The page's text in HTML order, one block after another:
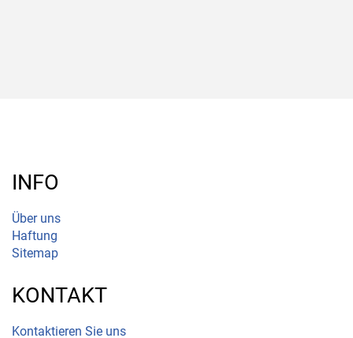
INFO
Über uns
Haftung
Sitemap
KONTAKT
Kontaktieren Sie uns